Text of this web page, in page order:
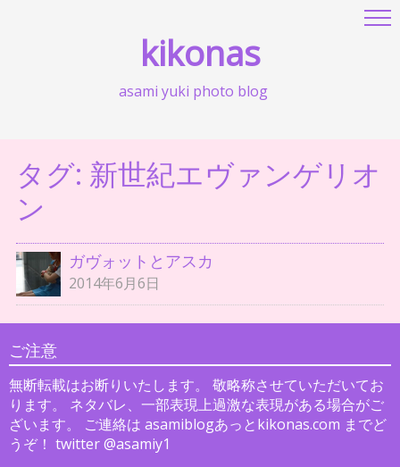
kikonas
asami yuki photo blog
タグ: 新世紀エヴァンゲリオ
ン
ガヴォットとアスカ
2014年6月6日
ご注意
無断転載はお断りいたします。 敬略称させていただいてお
ります。 ネタバレ、一部表現上過激な表現がある場合がご
ざいます。 ご連絡は asamiblogあっとkikonas.com までど
うぞ！ twitter @asamiy1